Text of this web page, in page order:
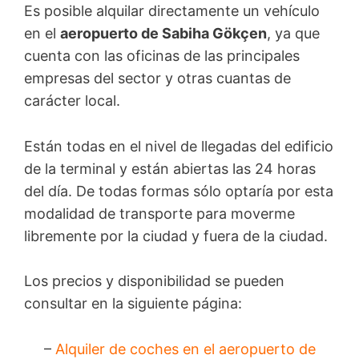
Es posible alquilar directamente un vehículo
en el aeropuerto de Sabiha Gökçen, ya que
cuenta con las oficinas de las principales
empresas del sector y otras cuantas de
carácter local.
Están todas en el nivel de llegadas del edificio
de la terminal y están abiertas las 24 horas
del día. De todas formas sólo optaría por esta
modalidad de transporte para moverme
libremente por la ciudad y fuera de la ciudad.
Los precios y disponibilidad se pueden
consultar en la siguiente página:
– Alquiler de coches en el aeropuerto de